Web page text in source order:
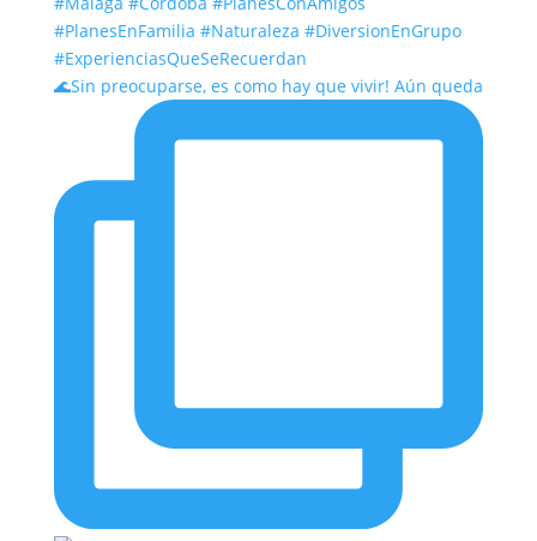
🌊Sin preocuparse, es como hay que vivir! Aún queda